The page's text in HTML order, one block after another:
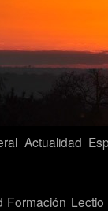
Actualidad
Formación Lectio